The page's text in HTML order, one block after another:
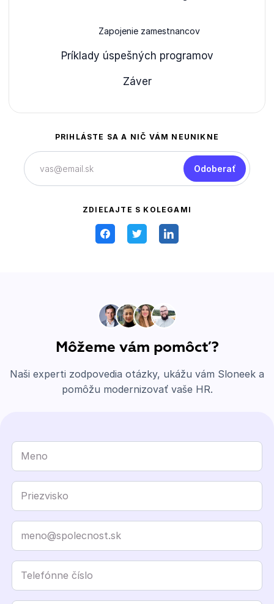
Zapojenie zamestnancov
Príklady úspešných programov
Záver
PRIHLÁSTE SA A NIČ VÁM NEUNIKNE
Odoberať
ZDIEĽAJTE S KOLEGAMI
Môžeme vám pomôcť?
Naši experti zodpovedia otázky, ukážu vám Sloneek a
pomôžu modernizovať vaše HR.